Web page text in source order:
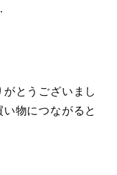
とうございまし
物につながると